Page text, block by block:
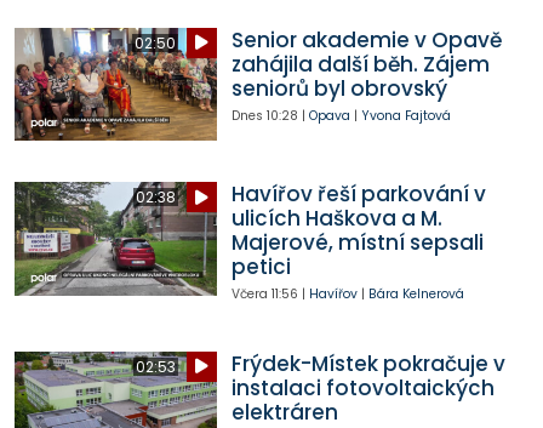
02:50
Senior akademie v Opavě
zahájila další běh. Zájem
seniorů byl obrovský
Dnes 10:28 | Opava | Yvona Fajtová
02:38
Havířov řeší parkování v
ulicích Haškova a M.
Majerové, místní sepsali
petici
Včera 11:56 | Havířov| Bára Kelnerová
02:53
Frýdek-Místek pokračuje v
instalaci fotovoltaických
elektráren